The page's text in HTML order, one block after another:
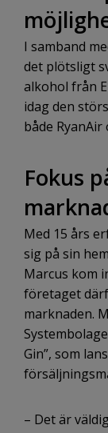
I samband
det plötsligt
alkohol från
idag den
både RyanAir
Fokus
Med 15 års
sig på sin
Marcus kom
företaget
marknaden.
Gin”, som
– Det är